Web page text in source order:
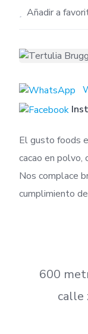
Añadir a
El gusto foods
cacao en polvo,
Nos complace
cumplimiento
600
calle